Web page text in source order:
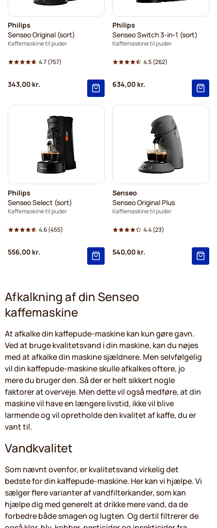
Philips
Senseo Original (sort)
Kaffemaskine til puder
4.7(757)
343,00 kr.
Philips
Senseo Switch 3-in-1 (sort)
Kaffemaskine til puder
4.5(262)
634,00 kr.
Philips
Senseo Select (sort)
Kaffemaskine til puder
4.6(455)
556,00 kr.
Senseo
Senseo Original Plus
Kaffemaskine til puder
4.4(23)
540,00 kr.
Afkalkning af din Senseo
kaffemaskine
At afkalke din kaffepude-maskine kan kun gøre gavn.
Ved at bruge kvalitetsvand i din maskine, kan du nøjes
med at afkalke din maskine sjældnere. Men selvfølgelig
vil din kaffepude-maskine skulle afkalkes oftere, jo
mere du bruger den. Så der er helt sikkert nogle
faktorer at overveje. Men dette vil også medføre, at din
maskine vil have en længere livstid, ikke vil blive
larmende og vil opretholde den kvalitet af kaffe, du er
vant til.
Vandkvalitet
Som nævnt ovenfor, er kvalitetsvand virkelig det
bedste for din kaffepude-maskine. Her kan vi hjælpe. Vi
sælger flere varianter af vandfilterkander, som kan
hjælpe dig med generelt at drikke mere vand, da de
forbedre både smagen og lugten. Og dertil filtrerer de